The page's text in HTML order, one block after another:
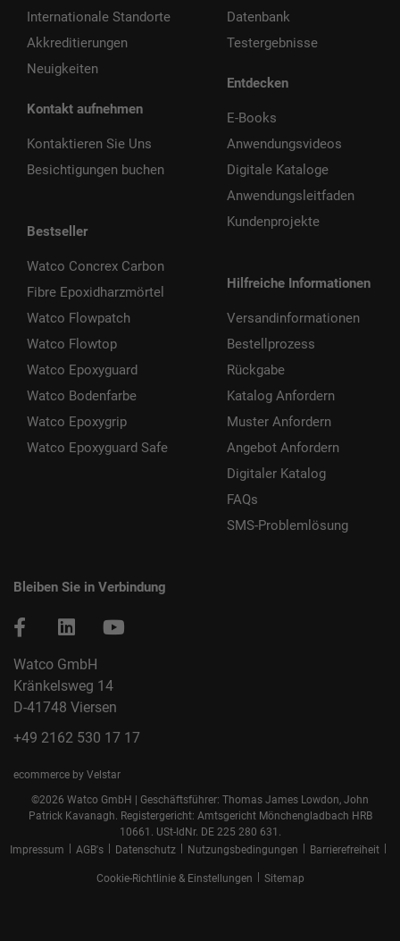
Internationale Standorte
Akkreditierungen
Neuigkeiten
Kontakt aufnehmen
Kontaktieren Sie Uns
Besichtigungen buchen
Bestseller
Watco Concrex Carbon
Fibre Epoxidharzmörtel
Watco Flowpatch
Watco Flowtop
Watco Epoxyguard
Watco Bodenfarbe
Watco Epoxygrip
Watco Epoxyguard Safe
Datenbank
Testergebnisse
Entdecken
E-Books
Anwendungsvideos
Digitale Kataloge
Anwendungsleitfaden
Kundenprojekte
Hilfreiche Informationen
Versandinformationen
Bestellprozess
Rückgabe
Katalog Anfordern
Muster Anfordern
Angebot Anfordern
Digitaler Katalog
FAQs
SMS-Problemlösung
Bleiben Sie in Verbindung
Watco GmbH
Kränkelsweg 14
D-41748 Viersen
+49 2162 530 17 17
ecommerce by Velstar
©2026 Watco GmbH | Geschäftsführer: Thomas James Lowdon, John
Patrick Kavanagh. Registergericht: Amtsgericht Mönchengladbach HRB
10661. USt-IdNr. DE 225 280 631.
Impressum | AGB's | Datenschutz | Nutzungsbedingungen | Barrierefreiheit |
Cookie-Richtlinie & Einstellungen | Sitemap